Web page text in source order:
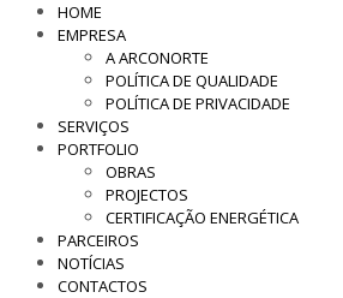
HOME
EMPRESA
A ARCONORTE
POLÍTICA DE QUALIDADE
POLÍTICA DE PRIVACIDADE
SERVIÇOS
PORTFOLIO
OBRAS
PROJECTOS
CERTIFICAÇÃO ENERGÉTICA
PARCEIROS
NOTÍCIAS
CONTACTOS